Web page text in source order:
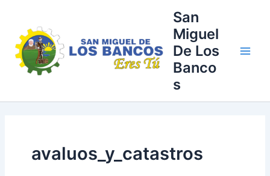
contenido
San
Miguel
De Los
Banco
s
avaluos_y_catastros